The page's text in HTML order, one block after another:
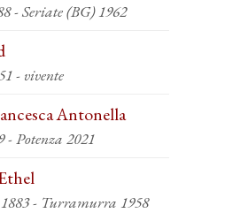
- Seriate (BG) 1962
Damasco 1951 - vivente
Antonella
- Potenza 2021
- Turramurra 1958